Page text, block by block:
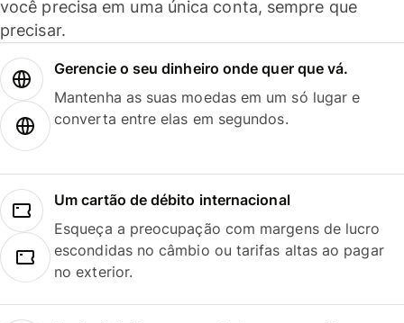
você precisa em uma única conta, sempre que
precisar.
Gerencie o seu dinheiro onde quer que vá.
Mantenha as suas moedas em um só lugar e
converta entre elas em segundos.
Um cartão de débito internacional
Esqueça a preocupação com margens de lucro
escondidas no câmbio ou tarifas altas ao pagar
no exterior.